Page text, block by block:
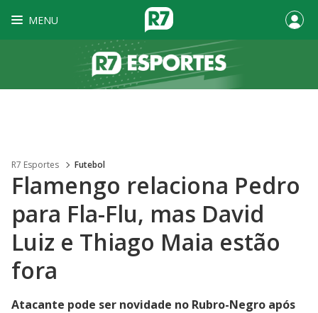
MENU
R7 Esportes Futebol
Flamengo relaciona Pedro
para Fla-Flu, mas David
Luiz e Thiago Maia estão
fora
Atacante pode ser novidade no Rubro-Negro após